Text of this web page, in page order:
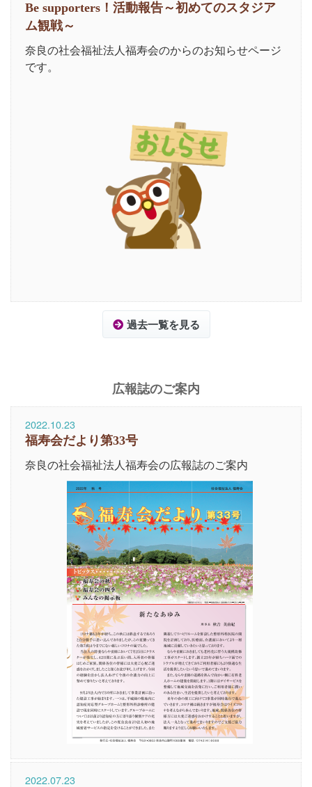
Be supporters！活動報告～初めてのスタジア
ム観戦～
奈良の社会福祉法人福寿会のからのお知らせページ
です。
過去一覧を見る
広報誌のご案内
2022.10.23
福寿会だより第33号
奈良の社会福祉法人福寿会の広報誌のご案内
2022.07.23